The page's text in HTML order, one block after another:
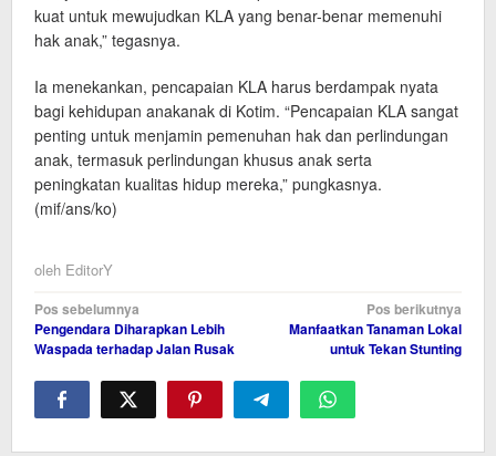
kuat untuk mewujudkan KLA yang benar-benar memenuhi
hak anak,” tegasnya.
Ia menekankan, pencapaian KLA harus berdampak nyata
bagi kehidupan anakanak di Kotim. “Pencapaian KLA sangat
penting untuk menjamin pemenuhan hak dan perlindungan
anak, termasuk perlindungan khusus anak serta
peningkatan kualitas hidup mereka,” pungkasnya.
(mif/ans/ko)
oleh EditorY
Navigasi
pos
Pos sebelumnya
Pengendara Diharapkan Lebih
Waspada terhadap Jalan Rusak
Pos berikutnya
Manfaatkan Tanaman Lokal
untuk Tekan Stunting